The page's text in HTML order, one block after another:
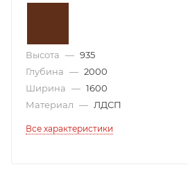
Высота — 935
Глубина — 2000
Ширина — 1600
Материал — ЛДСП
Все характеристики